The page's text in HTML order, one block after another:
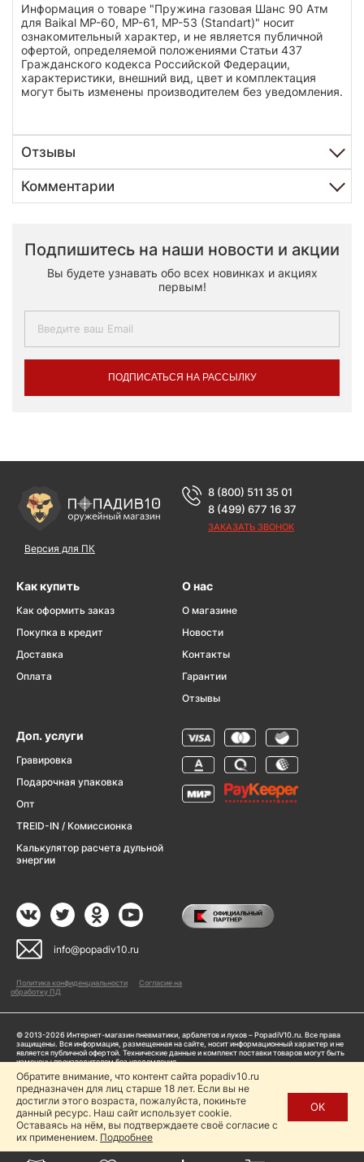
Информация о товаре "Пружина газовая Шанс 90 Атм
для Baikal МР-60, МР-61, МР-53 (Standart)" носит
ознакомительный характер, и не является публичной
офертой, определяемой положениями Статьи 437
Гражданского кодекса Российской Федерации,
характеристики, внешний вид, цвет и комплектация
могут быть изменены производителем без уведомления.
Отзывы
Комментарии
Подпишитесь на наши новости и акции
Вы будете узнавать обо всех новинках и акциях
первым!
ПОДПИСАТЬСЯ НА РАССЫЛКУ
Версия для ПК
8 (800) 511 35 01
8 (499) 677 16 37
ЗАКАЗАТЬ ЗВОНОК
Как купить
Как оформить заказ
Покупка в кредит
Доставка
Оплата
О нас
О магазине
Новости
Контакты
Гарантии
Отзывы
Доп. услуги
Гравировка
Подарочная упаковка
Опт
TREID-IN / Комиссионка
Калькулятор расчета дульной
энергии
info@popadiv10.ru
Политика конфиденциальности
Согласие на
обработку ПД
© 2013-2026 Интернет-магазин пневматики, арбалетов и луков – PopadiV10.ru. Все права
защищены. Вся информация, размещенная на сайте, носит информационный характер и не
является публичной офертой. Технические данные и комплект поставки товаров могут быть
изменены производителем без уведомления
Пользуясь сайтом Popadiv10.ru, пользователь автоматически соглашается с условиями,
прописанными в
Политике конфиденциальности
Копирование любой информации (тексты, фото, видео и др.) с сайта Popadiv10 запрещено,
за исключением наличия письменного согласия администрации сайта Popadiv10.
Обратите внимание, что контент сайта popadiv10.ru
предназначен для лиц старше 18 лет. Если вы не
достигли этого возраста, пожалуйста, покиньте
данный ресурс. Наш сайт использует cookie.
Оставаясь на нём, вы подтверждаете своё согласие с
их применением. Подробнее
ОК